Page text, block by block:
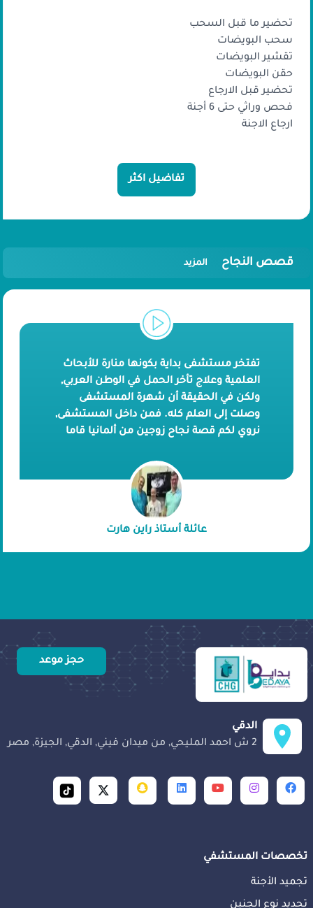
تحضير ما قبل السحب
سحب البويضات
تقشير البويضات
حقن البويضات
تحضير قبل الارجاع
فحص وراثي حتى 6 أجنة
ارجاع الاجنة
تفاضيل اكثر
قصص النجاح المزيد
تفتخر مستشفى بداية بكونها منارة للأبحاث
العلمية وعلاج تأخر الحمل في الوطن العربي,
ولكن في الحقيقة أن شهرة المستشفى
وصلت إلى العلم كله. فمن داخل المستشفى,
نروي لكم قصة نجاح زوجين من ألمانيا قاما
الزوجين بالخدمة الطبية الإستثنائية والطاقم
الطبي الشغوف الذين كانوا من أحد عوامل
نجاح الحقن المجهري. بإمكانك الآن مشاهدة
رأي الزوجين عن تجربتهم في بداية من خلال
عائلة أستاذ راين هارت
حجز موعد
الدقي
2 ش احمد المليحي, من ميدان فيني, الدقي, الجيزة, مصر
تخصصات المستشفي
تجميد الأجنة
تحديد نوع الجنين